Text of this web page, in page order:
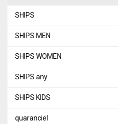
SHIPS
SHIPS MEN
SHIPS WOMEN
SHIPS any
SHIPS KIDS
quaranciel